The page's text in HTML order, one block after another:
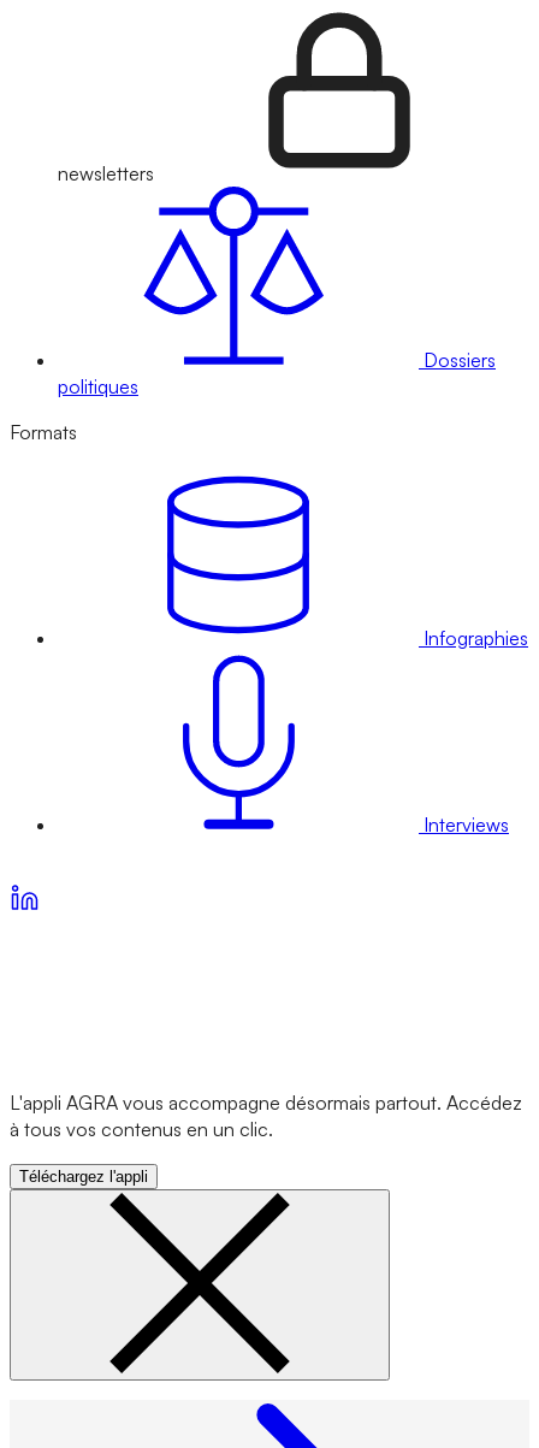
newsletters
Dossiers
politiques
Formats
Infographies
Interviews
L'appli AGRA vous accompagne désormais partout. Accédez
à tous vos contenus en un clic.
Téléchargez l'appli